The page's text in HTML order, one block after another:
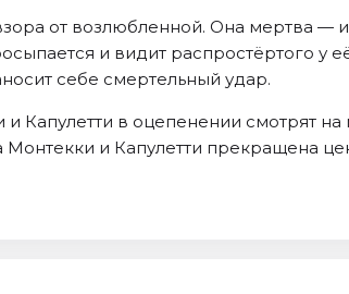
от возлюбленной. Она мертва —
и видит распростёртого у
себе смертельный удар.
Капулетти в оцепенении смотрят
Монтекки и Капулетти прекращена